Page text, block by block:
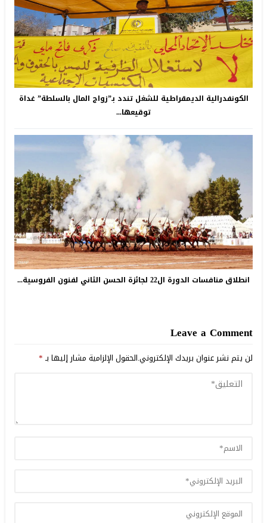
الكونفدرالية الديمقراطية للشغل تندد بـ”زواج المال بالسلطة” غداة
توقيعها...
انطلاق منافسات الدورة ال22 لجائزة الحسن الثاني لفنون الفروسية...
Leave a Comment
لن يتم نشر عنوان بريدك الإلكتروني.الحقول الإلزامية مشار إليها بـ*